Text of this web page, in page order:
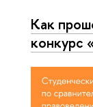
Как
конкурс